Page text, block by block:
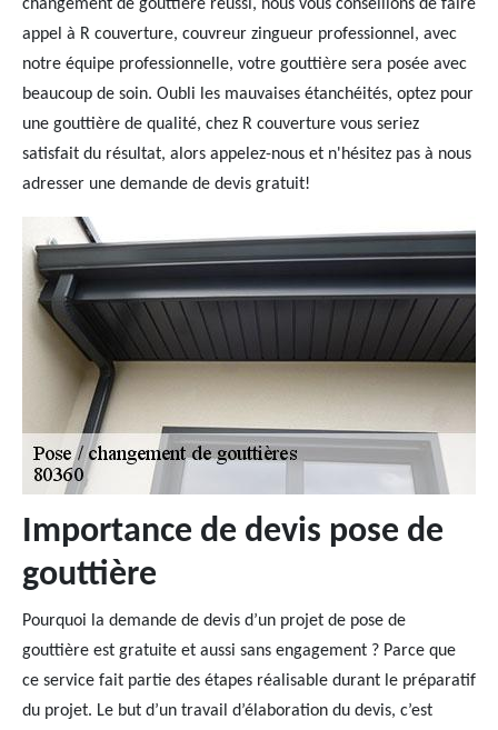
changement de gouttière réussi, nous vous conseillons de faire
appel à R couverture, couvreur zingueur professionnel, avec
notre équipe professionnelle, votre gouttière sera posée avec
beaucoup de soin. Oubli les mauvaises étanchéités, optez pour
une gouttière de qualité, chez R couverture vous seriez
satisfait du résultat, alors appelez-nous et n'hésitez pas à nous
adresser une demande de devis gratuit!
Importance de devis pose de
gouttière
Pourquoi la demande de devis d’un projet de pose de
gouttière est gratuite et aussi sans engagement ? Parce que
ce service fait partie des étapes réalisable durant le préparatif
du projet. Le but d’un travail d’élaboration du devis, c’est